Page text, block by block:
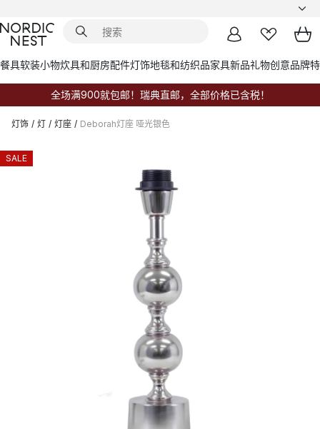
餐具软装小物炊具和厨房配件灯饰地毯和纺织品家具新品礼物创意品牌
全场满900就包邮！瑞典直邮，全部价格已含税！
灯饰 / 灯 / 灯座 / Deborah灯座 哑光银色
SALE